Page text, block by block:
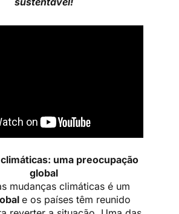
uma preocupação
global
mudanças climáticas é um
e os países têm reunido